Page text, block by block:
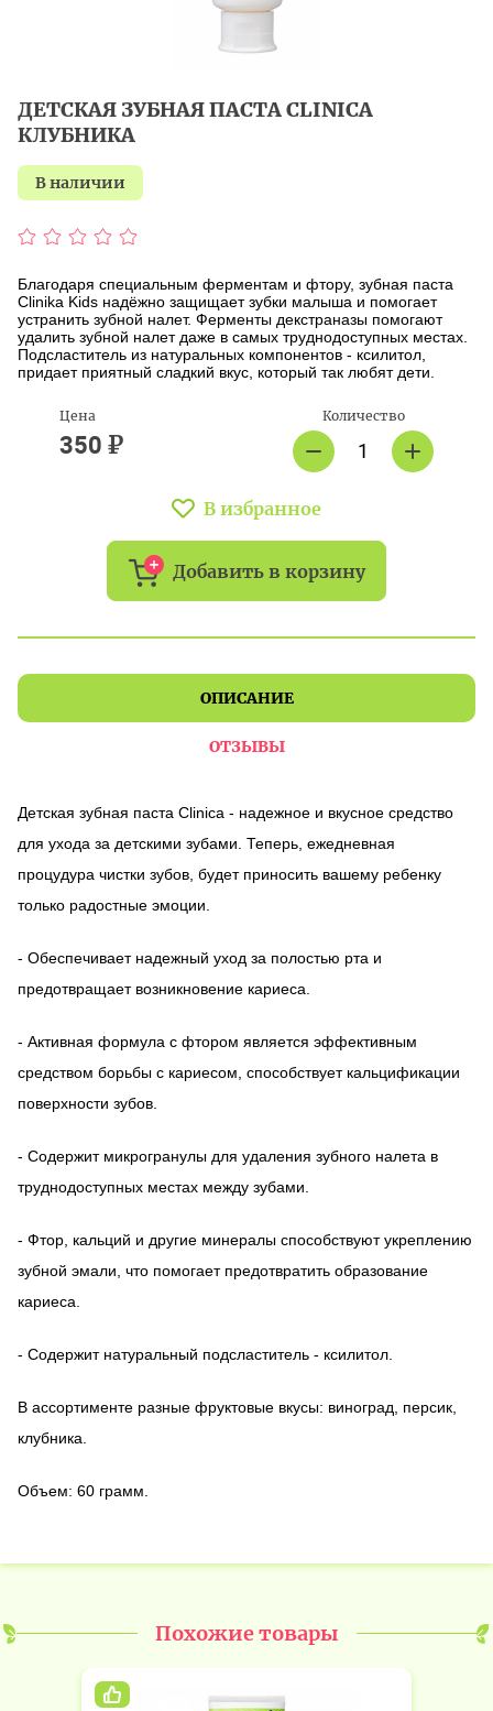
ДЕТСКАЯ ЗУБНАЯ ПАСТА CLINICA
КЛУБНИКА
в наличии
Благодаря специальным ферментам и фтору, зубная паста
Clinika Kids надёжно защищает зубки малыша и помогает
устранить зубной налет. Ферменты декстраназы помогают
удалить зубной налет даже в самых труднодоступных местах.
Подсластитель из натуральных компонентов - ксилитол,
придает приятный сладкий вкус, который так любят дети.
Цена
350 ₽
Количество
В избранное
Добавить в корзину
ОПИСАНИЕ
ОТЗЫВЫ
Детская зубная паста Clinica - надежное и вкусное средство
для ухода за детскими зубами. Теперь, ежедневная
процудура чистки зубов, будет приносить вашему ребенку
только радостные эмоции.
- Обеспечивает надежный уход за полостью рта и
предотвращает возникновение кариеса.
- Активная формула с фтором является эффективным
средством борьбы с кариесом, способствует кальцификации
поверхности зубов.
- Содержит микрогранулы для удаления зубного налета в
труднодоступных местах между зубами.
- Фтор, кальций и другие минералы способствуют укреплению
зубной эмали, что помогает предотвратить образование
кариеса.
- Содержит натуральный подсластитель - ксилитол.
В ассортименте разные фруктовые вкусы: виноград, персик,
клубника.
Объем: 60 грамм.
Похожие товары